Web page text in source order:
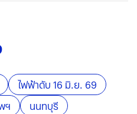
ไฟฟ้าดับ 16 มิ.ย. 69
ฯ นนทบุรี